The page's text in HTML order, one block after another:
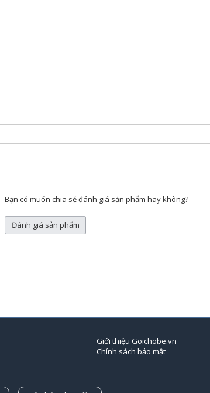
Bạn có muốn chia sẻ đánh giá sản phẩm hay không?
Đánh giá sản phẩm
Giới thiệu Goichobe.vn
Chính sách bảo mật